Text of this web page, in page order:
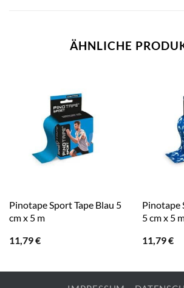
ÄHNLICHE
Pinotape Sport Tape Blau 5
cm x 5 m
11,79€
Pinotape
5 cm x 5
11,79€